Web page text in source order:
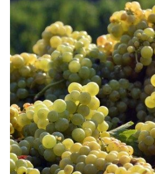
NOTIZIE
[ 8 Agosto
[ 8 Agosto
LANGHE
[ 8 Agosto
fiducia dei